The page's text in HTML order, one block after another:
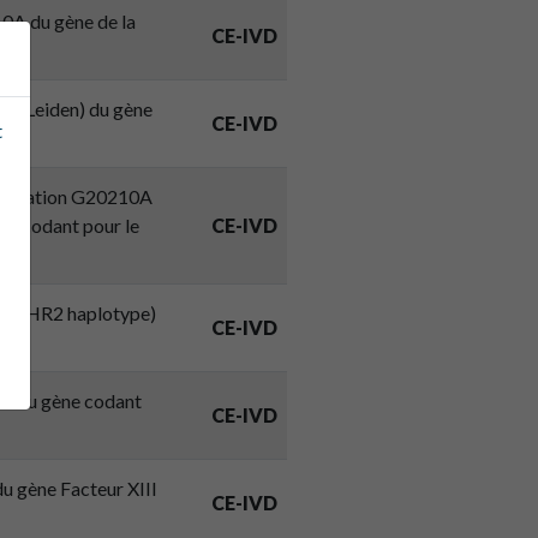
du gène de la
CE-IVD
(Leiden) du gène
CE-IVD
G20210A
codant pour le
CE-IVD
(HR2 haplotype)
CE-IVD
du gène codant
CE-IVD
gène Facteur XIII
CE-IVD